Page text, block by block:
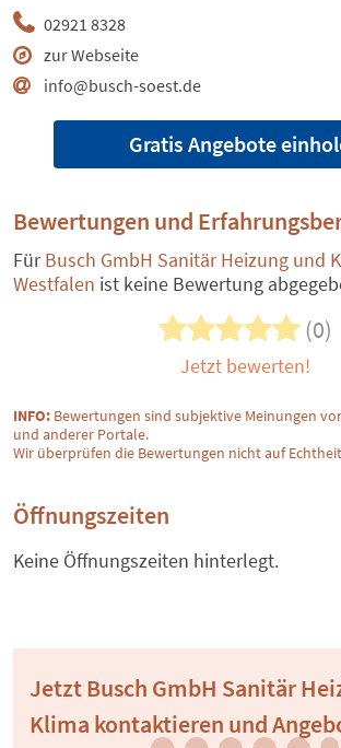
02921 8328
zur Webseite
info@busch-soest.de
Gratis Angebote
Bewertungen und
FürBusch GmbH Sanitär Heizung und
Westfalen ist keine Bewertung
(0)
Jetzt bewerten!
INFO: Bewertungen sind subjektive Meinungen
und anderer Portale.
Wir überprüfen die Bewertungen nicht auf
Öffnungszeiten
Keine Öffnungszeiten hinterlegt.
Jetzt Busch GmbH Sanitär
Klima kontaktieren und